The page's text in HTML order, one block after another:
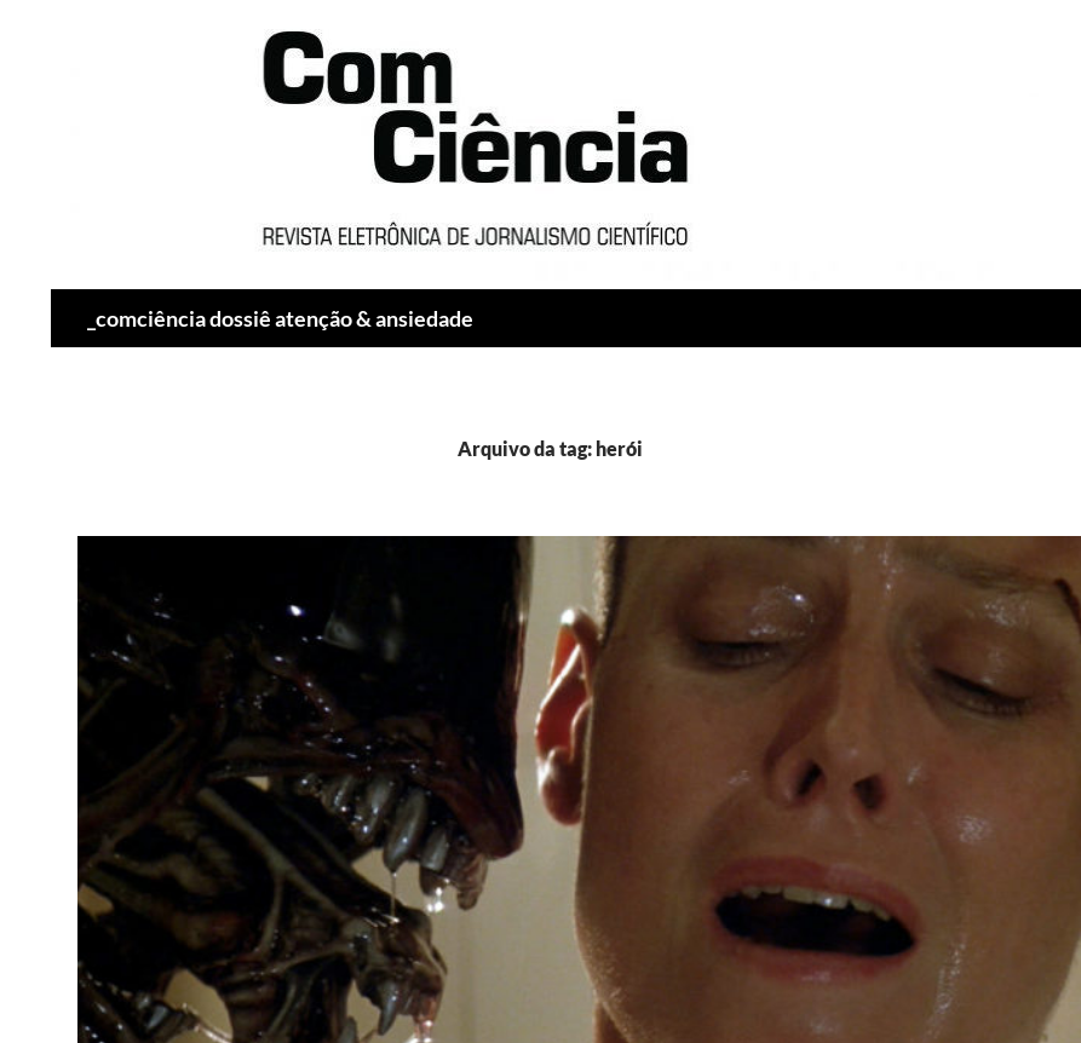
_comciência dossiê atenção & ansiedade
Arquivo da tag: herói